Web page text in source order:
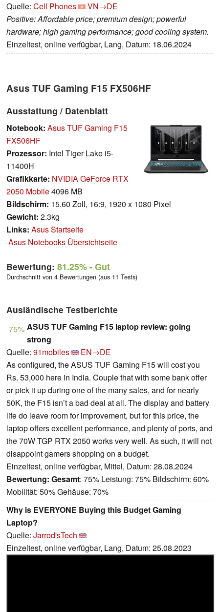
Quelle: Cell Phones
VN→DE
Positive: Affordable price; premium design; powerful
hardware; high gaming performance; good cooling system.
Einzeltest, online verfügbar, Lang, Datum: 18.06.2024
Asus TUF Gaming F15 FX506HF
Ausstattung / Datenblatt
Notebook: Asus TUF Gaming F15
FX506HF
Prozessor: Intel Tiger Lake i5-
11400H
Grafikkarte: NVIDIA GeForce RTX
2050 Mobile4096 MB
Bildschirm: 15.60 Zoll, 16:9, 1920 x 1080 Pixel
Gewicht: 2.3kg
Links: Asus Startseite
Asus Notebooks Übersichtseite
Bewertung: 81.25%- Gut
Durchschnitt von 4 Bewertungen (aus 11 Tests)
Ausländische Testberichte
75% ASUS TUF Gaming F15 laptop review: going
strong
Quelle: 91mobiles
EN→DE
As configured, the ASUS TUF Gaming F15 will cost you
Rs. 53,000 here in India. Couple that with some bank offer
or pick it up during one of the many sales, and for nearly
50K, the F15 isn’t a bad deal at all. The display and battery
life do leave room for improvement, but for this price, the
laptop offers excellent performance, and plenty of ports, and
the 70W TGP RTX 2050 works very well. As such, it will not
disappoint gamers shopping on a budget.
Einzeltest, online verfügbar, Mittel, Datum: 28.08.2024
Bewertung: Gesamt: 75% Leistung: 75% Bildschirm: 60%
Mobilität: 50% Gehäuse: 70%
Why is EVERYONE Buying this Budget Gaming
Laptop?
Quelle: Jarrod'sTech
Einzeltest, online verfügbar, Lang, Datum: 25.08.2023